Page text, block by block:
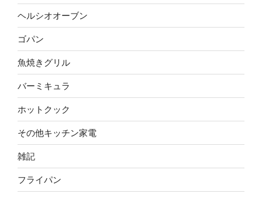
ヘルシオオーブン
ゴパン
魚焼きグリル
バーミキュラ
ホットクック
その他キッチン家電
雑記
フライパン